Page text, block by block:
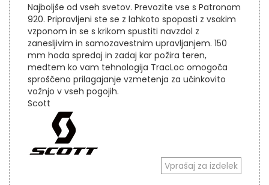
Najboljše od vseh svetov. Prevozite vse s Patronom
920. Pripravljeni ste se z lahkoto spopasti z vsakim
vzponom in se s krikom spustiti navzdol z
zanesljivim in samozavestnim upravljanjem. 150
mm hoda spredaj in zadaj kar požira teren,
medtem ko vam tehnologija TracLoc omogoča
sproščeno prilagajanje vzmetenja za učinkovito
vožnjo v vseh pogojih.
Scott
Vprašaj za izdelek